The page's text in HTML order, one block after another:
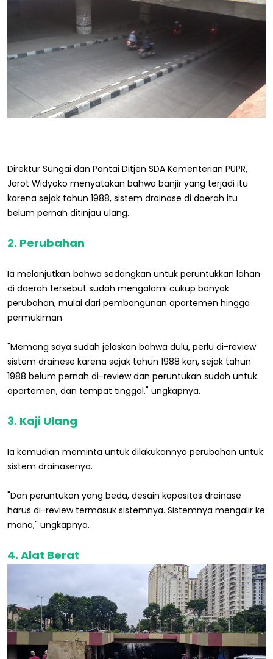
Direktur Sungai dan Pantai Ditjen SDA Kementerian PUPR,
Jarot Widyoko menyatakan bahwa banjir yang terjadi itu
karena sejak tahun 1988, sistem drainase di daerah itu
belum pernah ditinjau ulang.
2. Perubahan
Ia melanjutkan bahwa sedangkan untuk peruntukkan lahan
di daerah tersebut sudah mengalami cukup banyak
perubahan, mulai dari pembangunan apartemen hingga
permukiman.
"Memang saya sudah jelaskan bahwa dulu, perlu di-review
sistem drainese karena sejak tahun 1988 kan, sejak tahun
1988 belum pernah di-review dan peruntukan sudah untuk
apartemen, dan tempat tinggal," ungkapnya.
3. Kaji Ulang
Ia kemudian meminta untuk dilakukannya perubahan untuk
sistem drainasenya.
"Dan peruntukan yang beda, desain kapasitas drainase
harus di-review termasuk sistemnya. Sistemnya mengalir ke
mana," ungkapnya.
4. Alat Berat